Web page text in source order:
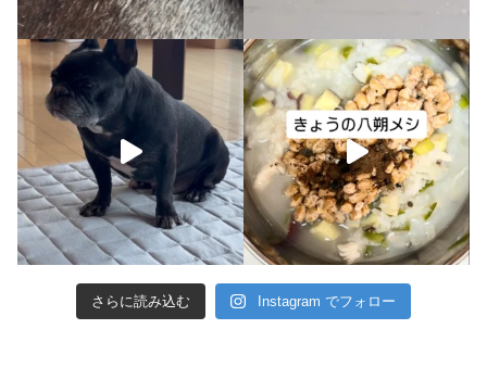
さらに読み込む Instagram でフォロー